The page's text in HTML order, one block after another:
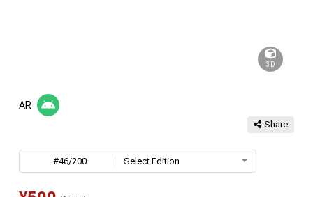
3D
AR
Share
#46/200 Select Edition